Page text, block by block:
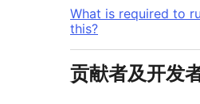
What is required to
this?
贡献者及开发